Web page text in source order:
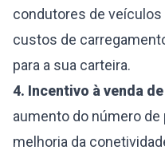
condutores de
custos de
para a sua carteira.
4. Incentivo à venda
aumento do número
melhoria da